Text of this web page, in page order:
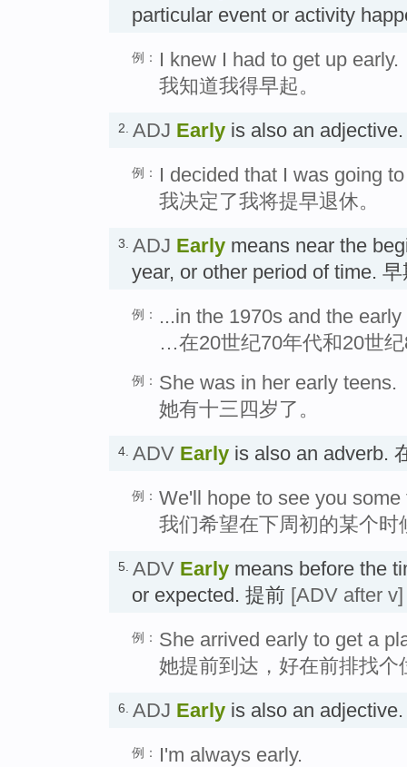
particular event or activity
例：
I knew I had to get up early.
我知道我得早起。
2. ADJ Early is also an
例：
I decided that I was going
我决定了我将提早退休。
3. ADJ Early means near the
year, or other period of time.
例：
...in the 1970s and the
…在20世纪70年代和20世
例： She was in her early teens.
她有十三四岁了。
4. ADV Early is also an adverb.
例： We'll hope to see you
我们希望在下周初的某个时
5. ADV Early means before the
or expected. 提前 [ADV after v]
例： She arrived early to get a
她提前到达，好在前排找个
6. ADJ Early is also an
例：
I'm always early.